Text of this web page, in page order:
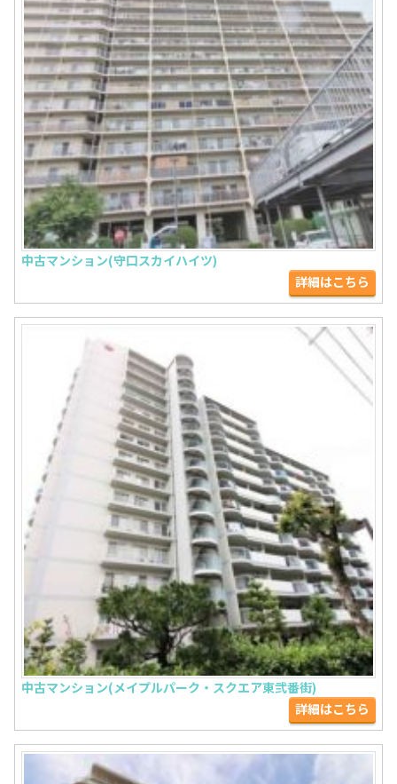
中古マンション(守口スカイハイツ)
詳細はこちら
中古マンション(メイプルパーク・スクエア東弐番街)
詳細はこちら